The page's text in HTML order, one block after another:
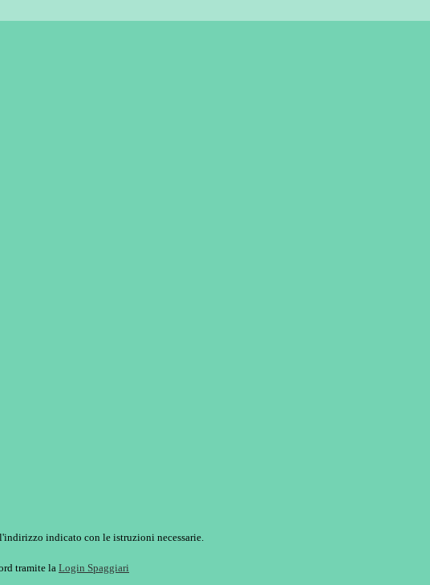
indicato con le istruzioni necessarie.
tramite la Login Spaggiari